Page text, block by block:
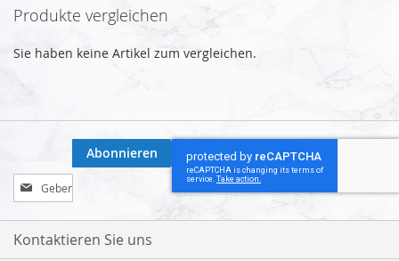
Produkte vergleichen
Sie haben keine Artikel zum vergleichen.
Melden
Sie
sich
für
Abonnieren
Kontaktieren Sie uns